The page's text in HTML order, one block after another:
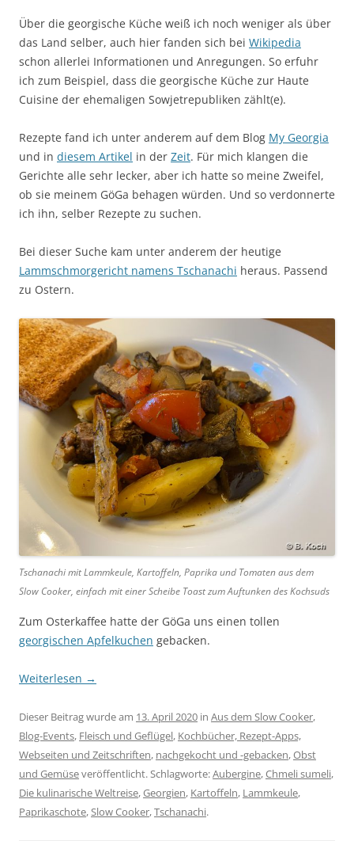
Über die georgische Küche weiß ich noch weniger als über
das Land selber, auch hier fanden sich bei Wikipedia
schon allerlei Informationen und Anregungen. So erfuhr
ich zum Beispiel, dass die georgische Küche zur Haute
Cuisine der ehemaligen Sowjetrepubliken zählt(e).
Rezepte fand ich unter anderem auf dem Blog My Georgia
und in diesem Artikel in der Zeit. Für mich klangen die
Gerichte alle sehr lecker, aber ich hatte so meine Zweifel,
ob sie meinem GöGa behagen würden. Und so verdonnerte
ich ihn, selber Rezepte zu suchen.
Bei dieser Suche kam unter anderem der heutige
Lammschmorgericht namens Tschanachi heraus. Passend
zu Ostern.
Tschanachi mit Lammkeule, Kartoffeln, Paprika und Tomaten aus dem
Slow Cooker, einfach mit einer Scheibe Toast zum Auftunken des Kochsuds
Zum Osterkaffee hatte der GöGa uns einen tollen
georgischen Apfelkuchen gebacken.
Weiterlesen →
Dieser Beitrag wurde am 13. April 2020 in Aus dem Slow Cooker,
Blog-Events, Fleisch und Geflügel, Kochbücher, Rezept-Apps,
Webseiten und Zeitschriften, nachgekocht und -gebacken,Obst
und Gemüseveröffentlicht. Schlagworte:Aubergine,Chmeli sumeli,
Die kulinarische Weltreise,Georgien, Kartoffeln, Lammkeule,
Paprikaschote,Slow Cooker,Tschanachi.